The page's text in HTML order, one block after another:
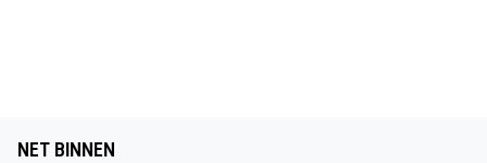
NET BINNEN